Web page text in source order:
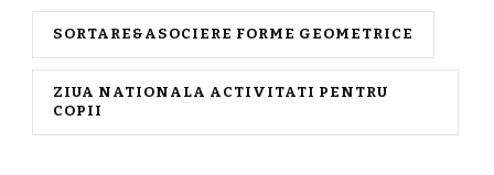
SORTARE&ASOCIERE FORME GEOMETRICE
ZIUA NATIONALA ACTIVITATI PENTRU
COPII